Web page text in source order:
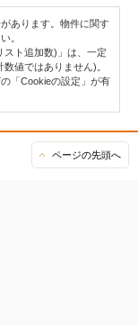
あります。物件に関す
。
ト追加数)」は、一定
値ではありません)。
「Cookieの設定」が有
ページの先頭へ